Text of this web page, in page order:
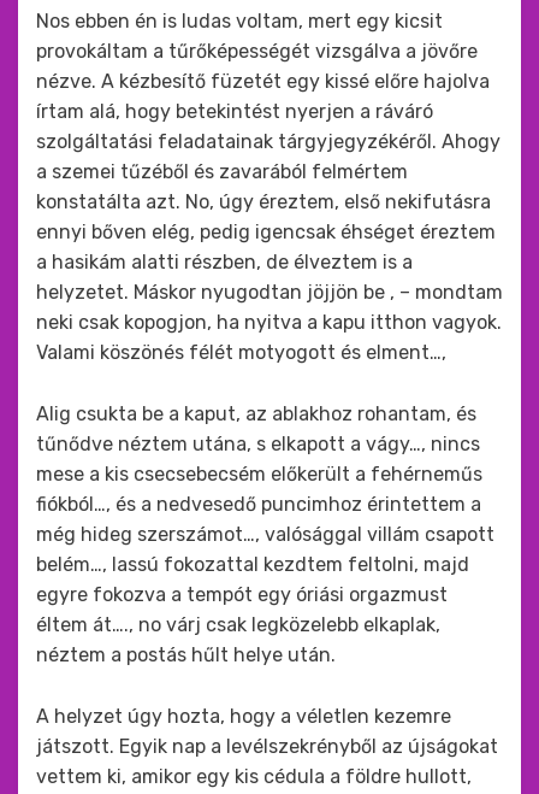
Nos ebben én is ludas voltam, mert egy kicsit
provokáltam a tűrőképességét vizsgálva a jövőre
nézve. A kézbesítő füzetét egy kissé előre hajolva
írtam alá, hogy betekintést nyerjen a ráváró
szolgáltatási feladatainak tárgyjegyzékéről. Ahogy
a szemei tűzéből és zavarából felmértem
konstatálta azt. No, úgy éreztem, első nekifutásra
ennyi bőven elég, pedig igencsak éhséget éreztem
a hasikám alatti részben, de élveztem is a
helyzetet. Máskor nyugodtan jöjjön be , – mondtam
neki csak kopogjon, ha nyitva a kapu itthon vagyok.
Valami köszönés félét motyogott és elment…,
Alig csukta be a kaput, az ablakhoz rohantam, és
tűnődve néztem utána, s elkapott a vágy…, nincs
mese a kis csecsebecsém előkerült a fehérneműs
fiókból…, és a nedvesedő puncimhoz érintettem a
még hideg szerszámot…, valósággal villám csapott
belém…, lassú fokozattal kezdtem feltolni, majd
egyre fokozva a tempót egy óriási orgazmust
éltem át…., no várj csak legközelebb elkaplak,
néztem a postás hűlt helye után.
A helyzet úgy hozta, hogy a véletlen kezemre
játszott. Egyik nap a levélszekrényből az újságokat
vettem ki, amikor egy kis cédula a földre hullott,